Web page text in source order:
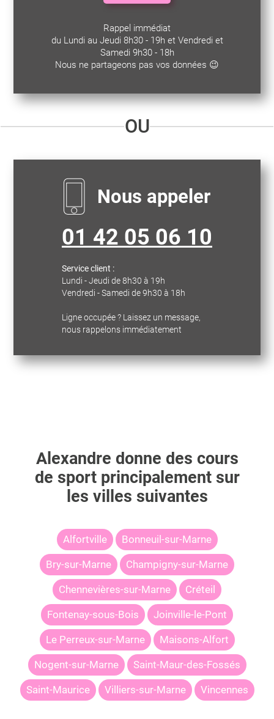
Rappel immédiat
du Lundi au Jeudi 8h30 - 19h et Vendredi et
Samedi 9h30 - 18h
Nous ne partageons pas vos données 😉
OU
Nous appeler
01 42 05 06 10
Service client :
Lundi - Jeudi de 8h30 à 19h
Vendredi - Samedi de 9h30 à 18h
Ligne occupée ? Laissez un message,
nous rappelons immédiatement
Alexandre donne des cours
de sport principalement sur
les villes suivantes
Alfortville Bonneuil-sur-Marne
Bry-sur-Marne Champigny-sur-Marne
Chennevières-sur-Marne Créteil
Fontenay-sous-Bois Joinville-le-Pont
Le Perreux-sur-Marne Maisons-Alfort
Nogent-sur-Marne Saint-Maur-des-Fossés
Saint-Maurice Villiers-sur-Marne Vincennes